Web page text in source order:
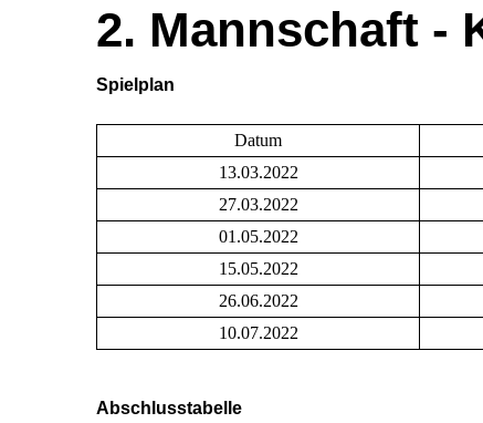
2. Mannschaft -
Spielplan
Datum
13.03.2022
27.03.2022
01.05.2022
15.05.2022
26.06.2022
10.07.2022
Abschlusstabelle